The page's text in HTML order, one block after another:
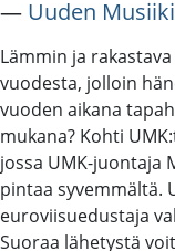
― Uuden
Lämmin ja
vuodesta, jolloin
vuoden aikana
mukana? Kohti
jossa UMK-juontaja
pintaa syvemmältä.
euroviisuedustaja
Suoraa lähetystä